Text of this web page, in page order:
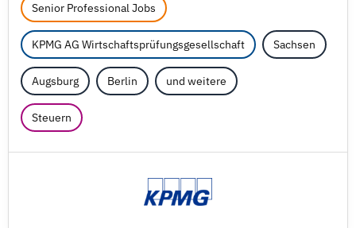
Senior Professional Jobs
KPMG AG Wirtschaftsprüfungsgesellschaft Sachsen
Augsburg Berlin und weitere
Steuern